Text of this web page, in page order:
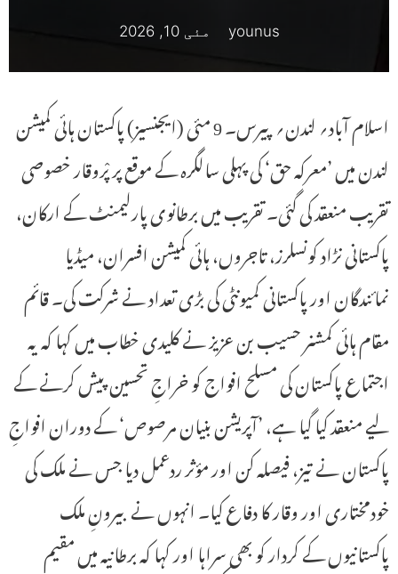
younus مئی 10, 2026
اسلام آباد؍ لندن؍ پیرس۔ 9 مئی (ایجنسیز) پاکستان ہائی کمیشن
لندن میں ’معرکہ حق‘ کی پہلی سالگرہ کے موقع پر پْروقار خصوصی
تقریب منعقد کی گئی۔ تقریب میں برطانوی پارلیمنٹ کے ارکان،
پاکستانی نڑاد کونسلرز، تاجروں، ہائی کمیشن افسران، میڈیا
نمائندگان اور پاکستانی کمیونٹی کی بڑی تعداد نے شرکت کی۔ قائم
مقام ہائی کمشنر حسیب بن عزیز نے کلیدی خطاب میں کہا کہ یہ
اجتماع پاکستان کی مسلح افواج کو خراجِ تحسین پیش کرنے کے
لیے منعقد کیا گیا ہے، ’آپریشن بنیان مرصوص‘ کے دوران افواجِ
پاکستان نے تیز، فیصلہ کن اور مؤثر ردعمل دیا جس نے ملک کی
خودمختاری اور وقار کا دفاع کیا۔ انہوں نے بیرونِ ملک
پاکستانیوں کے کردار کو بھی سراہا اور کہا کہ برطانیہ میں مقیم